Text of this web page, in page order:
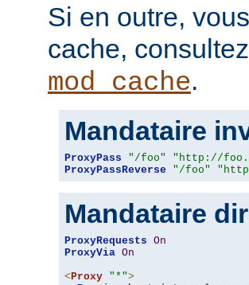
Si en outre,
cache,
mod_cache.
Mandataire
ProxyPass "/foo"
"http://
ProxyPassReverse
"/foo"
Mandataire
ProxyRequests On
ProxyVia On
< Proxy "*">